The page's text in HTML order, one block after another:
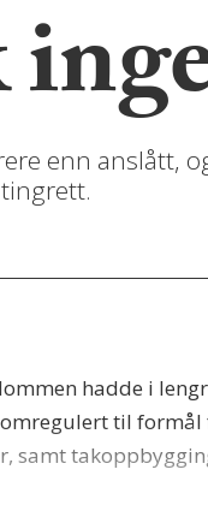
enn anslått,
hadde i
til
samt